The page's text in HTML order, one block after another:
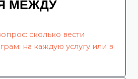
МЕЖДУ
сколько вести
на каждую услугу или в